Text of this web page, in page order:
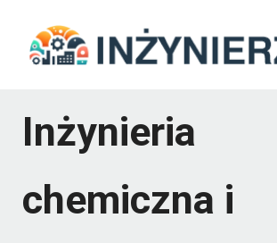
Inżynieria
chemiczna i